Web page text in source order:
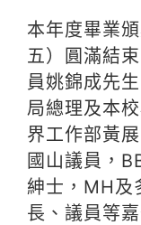
本年度畢業
五）圓滿結
員姚錦成先
局總理及本
界工作部黃
國山議員，
紳士，MH及
長、議員等